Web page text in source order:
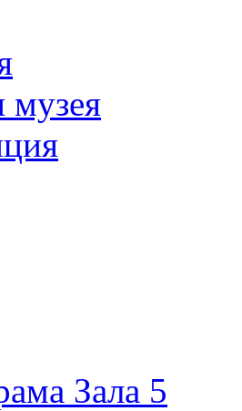
музея
Зала 5